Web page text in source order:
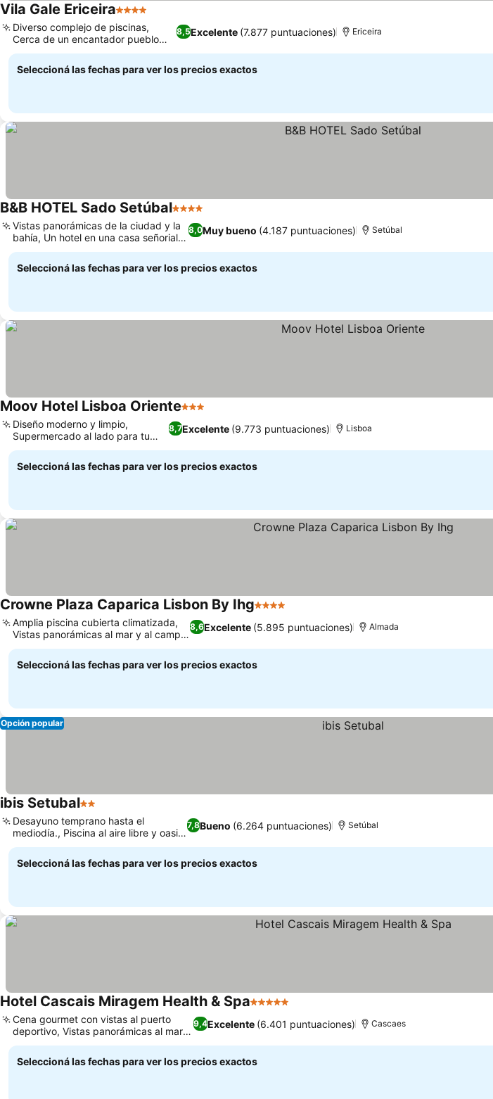
Vila Gale Ericeira4 Estrellas
8,5Excelente (7.877 puntuaciones)
Diverso complejo de piscinas,
Cerca de un encantador pueblo
pesquero
Ericeira
Seleccioná las fechas para ver los precios exactos
B&B HOTEL Sado Setúbal4 Estrellas
8,0Muy bueno (4.187 puntuaciones)
Vistas panorámicas de la ciudad y la
bahía, Un hotel en una casa señorial
histórica
Setúbal
Seleccioná las fechas para ver los precios exactos
Moov Hotel Lisboa Oriente3 Estrellas
8,7Excelente (9.773 puntuaciones)
Diseño moderno y limpio,
Supermercado al lado para tu
comodidad
Lisboa
Seleccioná las fechas para ver los precios exactos
Crowne Plaza Caparica Lisbon By Ihg4 Estrellas
8,6Excelente (5.895 puntuaciones)
Amplia piscina cubierta climatizada,
Vistas panorámicas al mar y al campo
de golf
Almada
Seleccioná las fechas para ver los precios exactos
Opción popular
ibis Setubal2 Estrellas
7,8Bueno (6.264 puntuaciones)
Desayuno temprano hasta el
mediodía., Piscina al aire libre y oasis
de jardín
Setúbal
Seleccioná las fechas para ver los precios exactos
Hotel Cascais Miragem Health & Spa5 Estrellas
9,4Excelente (6.401 puntuaciones)
Cena gourmet con vistas al puerto
deportivo, Vistas panorámicas al mar y
a la bahía
Cascaes
Seleccioná las fechas para ver los precios exactos